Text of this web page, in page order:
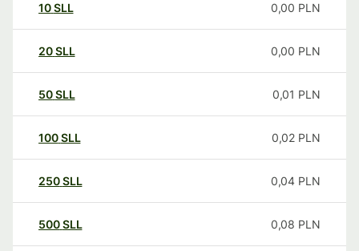
10SLL 0,00 PLN
20SLL 0,00 PLN
50SLL 0,01 PLN
100SLL 0,02 PLN
250SLL 0,04 PLN
500SLL 0,08 PLN